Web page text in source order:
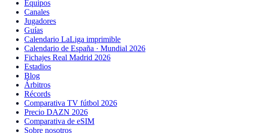
Equipos
Canales
Jugadores
Guías
Calendario LaLiga imprimible
Calendario de España · Mundial 2026
Fichajes Real Madrid 2026
Estadios
Blog
Árbitros
Récords
Comparativa TV fútbol 2026
Precio DAZN 2026
Comparativa de eSIM
Sobre nosotros